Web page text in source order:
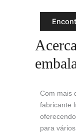
Com mais
fabricante
para